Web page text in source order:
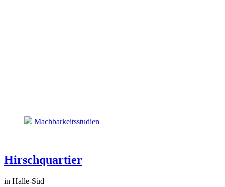
Machbarkeitsstudien
Hirschquartier
in Halle-Süd